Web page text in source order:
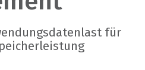
für